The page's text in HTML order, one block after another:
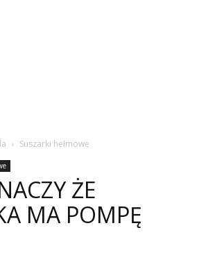
Suszarki hełmowe
ŻE
MA POMPĘ